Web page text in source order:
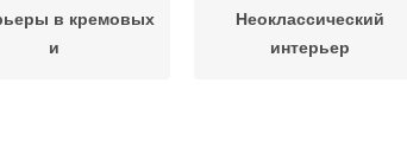
в кремовых
и
Неоклассический
интерьер